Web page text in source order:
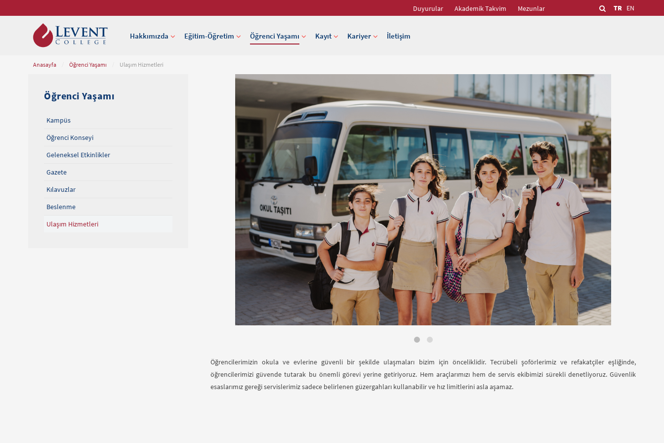
TR EN
Duyurular Akademik Takvim Mezunlar
Hakkımızda Eğitim-Öğretim Öğrenci Yaşamı Kayıt Kariyer İletişim
Anasayfa Öğrenci Yaşamı Ulaşım Hizmetleri
Öğrencilerimizin okula ve evlerine güvenli bir şekilde ulaşmaları bizim için önceliklidir. Tecrübeli şoförlerimiz ve refakatçiler eşliğinde,
öğrencilerimizi güvende tutarak bu önemli görevi yerine getiriyoruz. Hem araçlarımızı hem de servis ekibimizi sürekli denetliyoruz. Güvenlik
esaslarımız gereği servislerimiz sadece belirlenen güzergahları kullanabilir ve hız limitlerini asla aşamaz.
Öğrenci Yaşamı
Kampüs
Öğrenci Konseyi
Geleneksel Etkinlikler
Gazete
Kılavuzlar
Beslenme
Ulaşım Hizmetleri